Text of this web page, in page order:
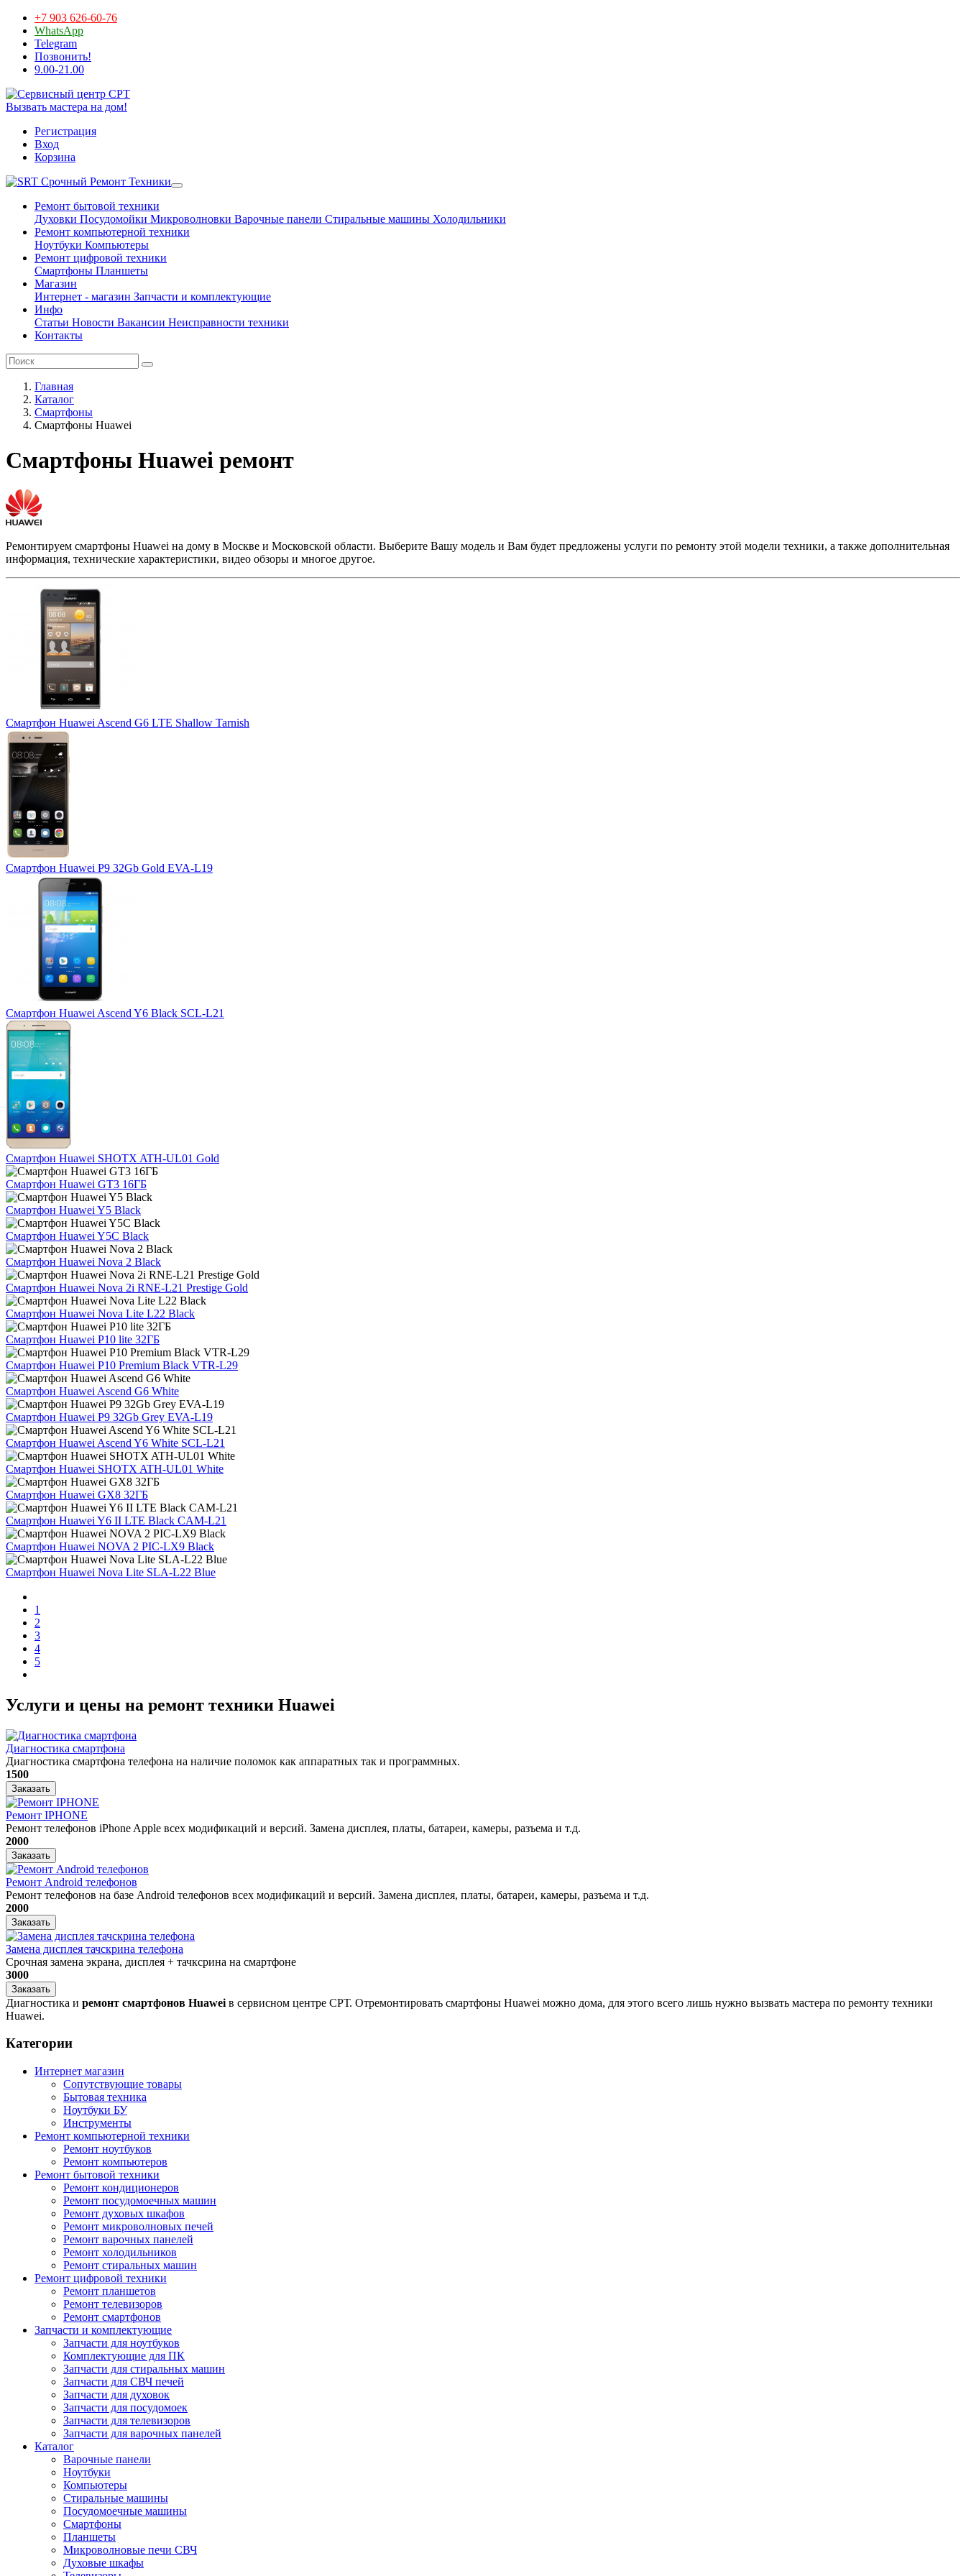
+7 903 626-60-76
WhatsApp
Telegram
Позвонить!
9.00-21.00
Вызвать мастера на дом!
Регистрация
Вход
Корзина
Срочный Ремонт Техники
Ремонт бытовой техники
Духовки Посудомойки Микроволновки Варочные панели Стиральные машины Холодильники
Ремонт компьютерной техники
Ноутбуки Компьютеры
Ремонт цифровой техники
Смартфоны Планшеты
Магазин
Интернет - магазин Запчасти и комплектующие
Инфо
Статьи Новости Вакансии Неисправности техники
Контакты
Главная
Каталог
Смартфоны
Смартфоны Huawei
Смартфоны Huawei ремонт
Ремонтируем смартфоны Huawei на дому в Москве и Московской области. Выберите Вашу модель и Вам будет предложены услуги по ремонту этой модели техники, а также дополнительная
информация, технические характеристики, видео обзоры и многое другое.
Смартфон Huawei Ascend G6 LTE Shallow Tarnish
Смартфон Huawei P9 32Gb Gold EVA-L19
Смартфон Huawei Ascend Y6 Black SCL-L21
Смартфон Huawei SHOTX ATH-UL01 Gold
Смартфон Huawei GT3 16ГБ
Смартфон Huawei Y5 Black
Смартфон Huawei Y5C Black
Смартфон Huawei Nova 2 Black
Смартфон Huawei Nova 2i RNE-L21 Prestige Gold
Смартфон Huawei Nova Lite L22 Black
Смартфон Huawei P10 lite 32ГБ
Смартфон Huawei P10 Premium Black VTR-L29
Смартфон Huawei Ascend G6 White
Смартфон Huawei P9 32Gb Grey EVA-L19
Смартфон Huawei Ascend Y6 White SCL-L21
Смартфон Huawei SHOTX ATH-UL01 White
Смартфон Huawei GX8 32ГБ
Смартфон Huawei Y6 II LTE Black CAM-L21
Смартфон Huawei NOVA 2 PIC-LX9 Black
Смартфон Huawei Nova Lite SLA-L22 Blue
1
2
3
4
5
Услуги и цены на ремонт техники Huawei
Диагностика смартфона
Диагностика смартфона телефона на наличие поломок как аппаратных так и программных.
1500
Заказать
Ремонт IPHONE
Ремонт телефонов iPhone Apple всех модификаций и версий. Замена дисплея, платы, батареи, камеры, разъема и т.д.
2000
Заказать
Ремонт Android телефонов
Ремонт телефонов на базе Android телефонов всех модификаций и версий. Замена дисплея, платы, батареи, камеры, разъема и т.д.
2000
Заказать
Замена дисплея тачскрина телефона
Срочная замена экрана, дисплея + тачксрина на смартфоне
3000
Заказать
Диагностика и ремонт смартфонов Huawei в сервисном центре СРТ. Отремонтировать смартфоны Huawei можно дома, для этого всего лишь нужно вызвать мастера по ремонту техники
Huawei.
Категории
Интернет магазин
Сопутствующие товары
Бытовая техника
Ноутбуки БУ
Инструменты
Ремонт компьютерной техники
Ремонт ноутбуков
Ремонт компьютеров
Ремонт бытовой техники
Ремонт кондиционеров
Ремонт посудомоечных машин
Ремонт духовых шкафов
Ремонт микроволновых печей
Ремонт варочных панелей
Ремонт холодильников
Ремонт стиральных машин
Ремонт цифровой техники
Ремонт планшетов
Ремонт телевизоров
Ремонт смартфонов
Запчасти и комплектующие
Запчасти для ноутбуков
Комплектующие для ПК
Запчасти для стиральных машин
Запчасти для СВЧ печей
Запчасти для духовок
Запчасти для посудомоек
Запчасти для телевизоров
Запчасти для варочных панелей
Каталог
Варочные панели
Ноутбуки
Компьютеры
Стиральные машины
Посудомоечные машины
Смартфоны
Планшеты
Микроволновые печи СВЧ
Духовые шкафы